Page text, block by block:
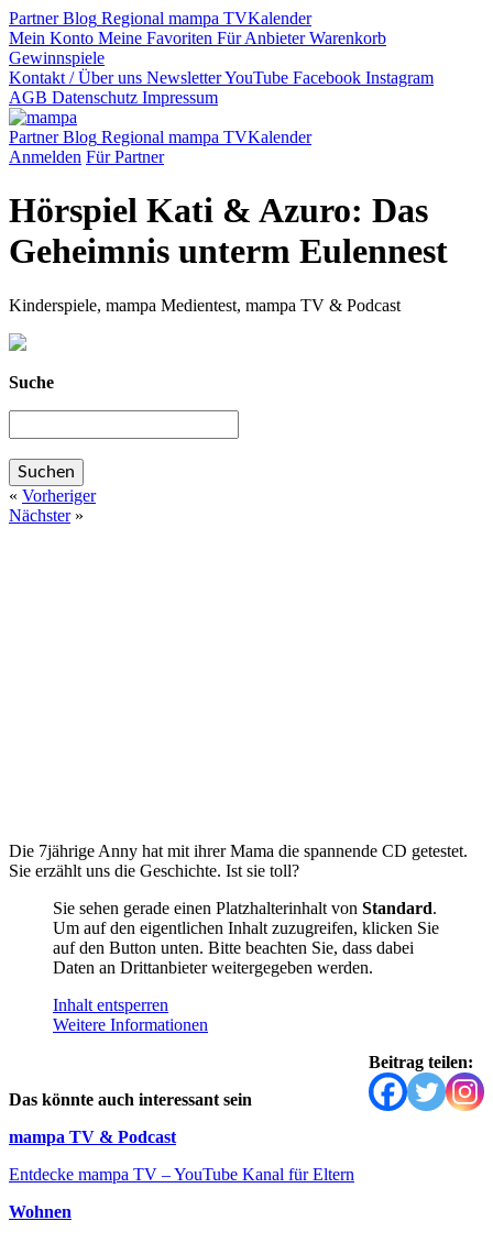
PartnerBlog Regional mampa TVKalender
Mein Konto Meine Favoriten Für AnbieterWarenkorb
Gewinnspiele
Kontakt / Über uns NewsletterYouTube Facebook Instagram
AGB Datenschutz Impressum
PartnerBlog Regional mampa TVKalender
Anmelden Für Partner
Hörspiel Kati & Azuro: Das
Geheimnis unterm Eulennest
Kinderspiele, mampa Medientest, mampa TV & Podcast
Suche
« Vorheriger
Nächster»
Die 7jährige Anny hat mit ihrer Mama die spannende CD getestet.
Sie erzählt uns die Geschichte. Ist sie toll?
Sie sehen gerade einen Platzhalterinhalt von Standard.
Um auf den eigentlichen Inhalt zuzugreifen, klicken Sie
auf den Button unten. Bitte beachten Sie, dass dabei
Daten an Drittanbieter weitergegeben werden.
Inhalt entsperren
Weitere Informationen
Beitrag teilen:
Das könnte auch interessant sein
mampa TV & Podcast
Entdecke mampa TV – YouTube Kanal für Eltern
Wohnen